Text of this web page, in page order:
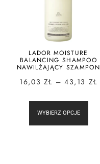
LADOR MOISTURE
BALANCING SHAMPOO
NAWILŻAJĄCY SZAMPON
16,03 ZŁ – 43,13 ZŁ
WYBIERZ OPCJE